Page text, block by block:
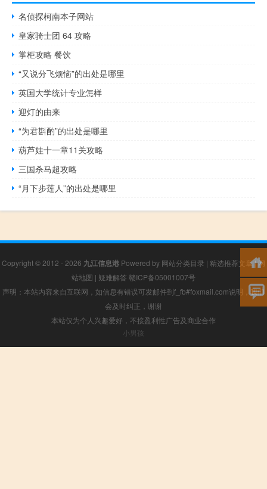
名侦探柯南本子网站
皇家骑士团 64 攻略
掌柜攻略 餐饮
“又说分飞烦恼”的出处是哪里
英国大学统计专业怎样
迎灯的由来
“为君斟酌”的出处是哪里
葫芦娃十一章11关攻略
三国杀马超攻略
“月下步莲人”的出处是哪里
Copyright © 2012 - 2026 九江信息港 Powered by 网站分类目录 | 精选推荐文章|网
站地图 | 疑难解答 赣ICP备05001007号
声明：本站内容来自互联网，如信息有错误可发邮件到f_fb#foxmail.com说明，我们
会及时纠正，谢谢
本站仅为个人兴趣爱好，不接盈利性广告及商业合作
小男孩